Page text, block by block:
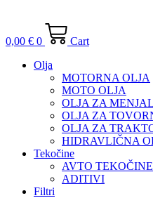
0,00 € 0
Cart
Olja
MOTORNA OLJA
MOTO OLJA
OLJA ZA
OLJA ZA
OLJA ZA
HIDRAVLIČNA
Tekočine
AVTO TEKOČINE
ADITIVI
Filtri